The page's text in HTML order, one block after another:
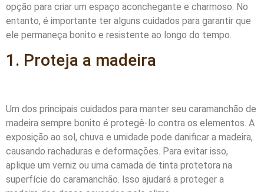
opção para criar um espaço aconchegante e charmoso. No
entanto, é importante ter alguns cuidados para garantir que
ele permaneça bonito e resistente ao longo do tempo.
1. Proteja a madeira
Um dos principais cuidados para manter seu caramanchão de
madeira sempre bonito é protegê-lo contra os elementos. A
exposição ao sol, chuva e umidade pode danificar a madeira,
causando rachaduras e deformações. Para evitar isso,
aplique um verniz ou uma camada de tinta protetora na
superfície do caramanchão. Isso ajudará a proteger a